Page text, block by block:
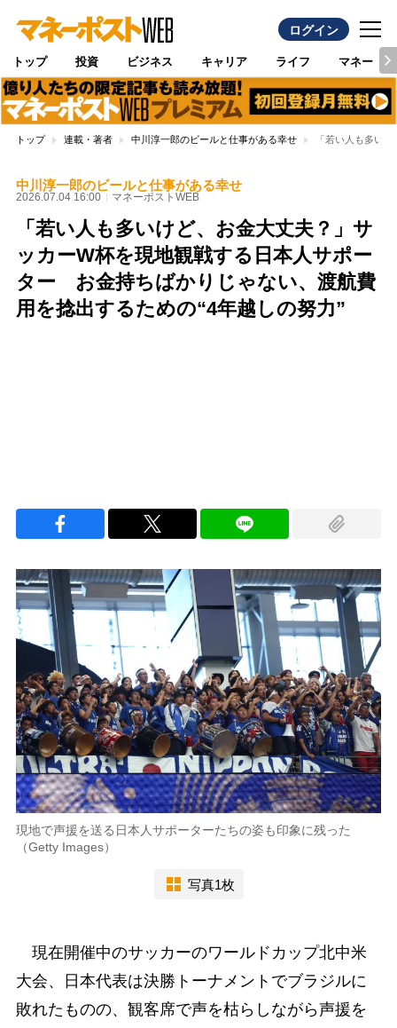
ログイン
トップ 投資 ビジネス キャリア ライフ マネー
トップ 連載・著者 中川淳一郎のビールと仕事がある幸せ 「若い人も多い
中川淳一郎のビールと仕事がある幸せ
2026.07.04 16:00 マネーポストWEB
「若い人も多いけど、お金大丈夫？」サ
ッカーW杯を現地観戦する日本人サポー
ター お金持ちばかりじゃない、渡航費
用を捻出するための“4年越しの努力”
現地で声援を送る日本人サポーターたちの姿も印象に残った
（Getty Images）
写真1枚
現在開催中のサッカーのワールドカップ北中米
大会、日本代表は決勝トーナメントでブラジルに
敗れたものの、観客席で声を枯らしながら声援を